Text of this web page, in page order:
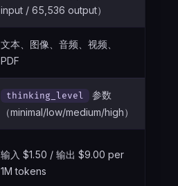
input / 65,536 output）
文本、图像、音频、视频、
PDF
thinking_level
参数
（minimal/low/medium/high）
输入 $1.50 / 输出 $9.00 per
1M tokens